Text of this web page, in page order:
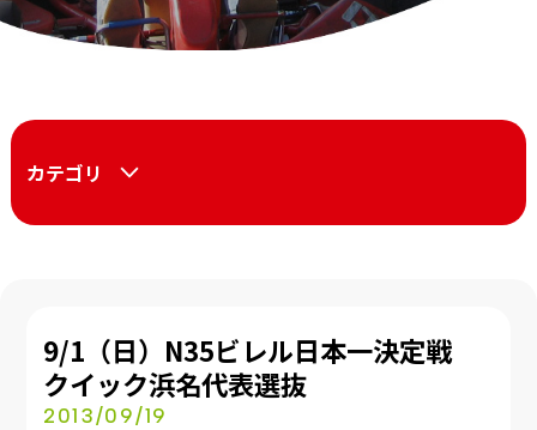
カテゴリ
9/1（日）N35ビレル日本一決定戦
クイック浜名代表選抜
2013/09/19